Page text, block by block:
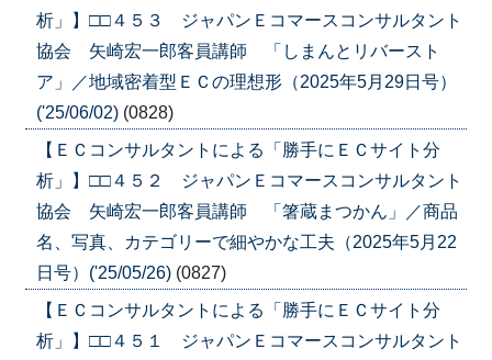
析」】□□４５３ ジャパンＥコマースコンサルタント
協会 矢崎宏一郎客員講師 「しまんとリバースト
ア」／地域密着型ＥＣの理想形（2025年5月29日号）
('25/06/02) (0828)
【ＥＣコンサルタントによる「勝手にＥＣサイト分
析」】□□４５２ ジャパンＥコマースコンサルタント
協会 矢崎宏一郎客員講師 「箸蔵まつかん」／商品
名、写真、カテゴリーで細やかな工夫（2025年5月22
日号）('25/05/26) (0827)
【ＥＣコンサルタントによる「勝手にＥＣサイト分
析」】□□４５１ ジャパンＥコマースコンサルタント